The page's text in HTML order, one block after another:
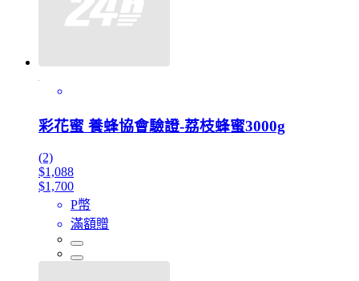
彩花蜜 養蜂協會驗證-荔枝蜂蜜3000g
(2)
$1,088
$1,700
P幣
滿額贈